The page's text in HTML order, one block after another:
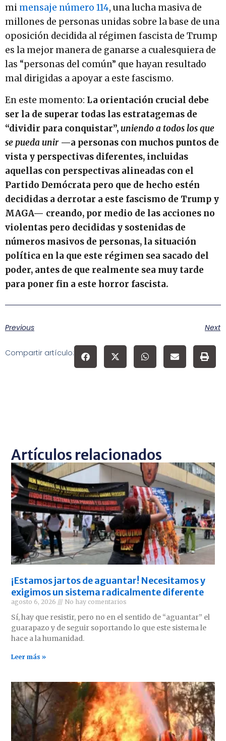
mi mensaje número 114, una lucha masiva de
millones de personas unidas sobre la base de una
oposición decidida al régimen fascista de Trump
es la mejor manera de ganarse a cualesquiera de
las “personas del común” que hayan resultado
mal dirigidas a apoyar a este fascismo.
En este momento: La orientación crucial debe
ser la de superar todas las estratagemas de
“dividir para conquistar”,uniendo a todos los que
se pueda unir—a personas con muchos puntos de
vista y perspectivas diferentes, incluidas
aquellas con perspectivas alineadas con el
Partido Demócrata pero que de hecho estén
decididas a derrotar a este fascismo de Trump y
MAGA— creando, por medio de las acciones no
violentas pero decididas y sostenidas de
números masivos de personas, la situación
política en la que este régimen sea sacado del
poder, antes de que realmente sea muy tarde
para poner fin a este horror fascista.
Previous Next
Compartir artículo:
Artículos relacionados
¡Estamos jartos de aguantar! Necesitamos y
exigimos un sistema radicalmente diferente
agosto 6, 2026 No hay comentarios
Sí, hay que resistir, pero no en el sentido de “aguantar” el
guarapazo y de seguir soportando lo que este sistema le
hace a la humanidad.
Leer más »